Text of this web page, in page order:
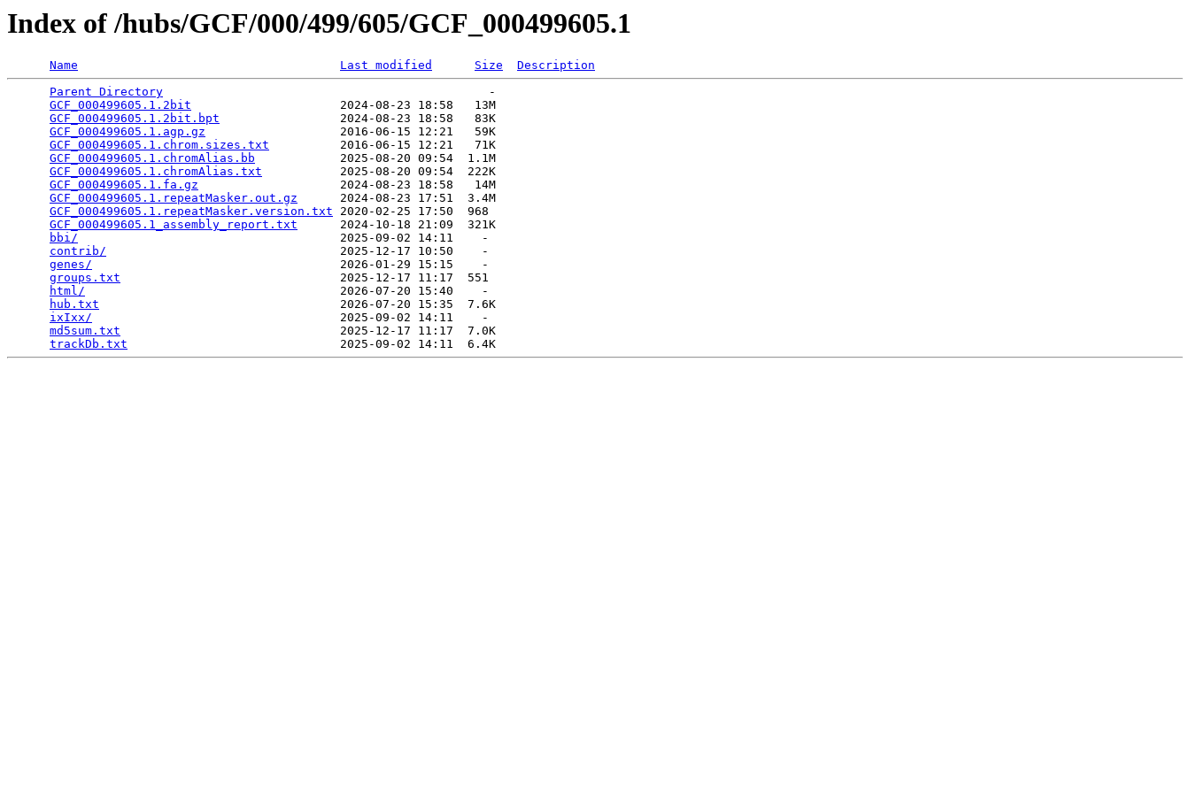
Index of /hubs/GCF/000/499/605/GCF_000499605.1
Name Last modified Size
Description
Parent Directory
                                              -
GCF_000499605.1.2bit
                     2024-08-23 18:58   13M
GCF_000499605.1.2bit.bpt
                 2024-08-23 18:58   83K
GCF_000499605.1.agp.gz
                   2016-06-15 12:21   59K
GCF_000499605.1.chrom.sizes.txt
          2016-06-15 12:21   71K
GCF_000499605.1.chromAlias.bb
            2025-08-20 09:54  1.1M
GCF_000499605.1.chromAlias.txt
           2025-08-20 09:54  222K
GCF_000499605.1.fa.gz
                    2024-08-23 18:58   14M
GCF_000499605.1.repeatMasker.out.gz
      2024-08-23 17:51  3.4M
GCF_000499605.1.repeatMasker.version.txt 2020-02-25 17:50  968
GCF_000499605.1_assembly_report.txt
      2024-10-18 21:09  321K
bbi/
                                     2025-09-02 14:11    -
contrib/
                                 2025-12-17 10:50    -
genes/
                                   2026-01-29 15:15    -
groups.txt
                               2025-12-17 11:17  551
html/
                                    2026-07-20 15:40    -
hub.txt
                                  2026-07-20 15:35  7.6K
ixIxx/
                                   2025-09-02 14:11    -
md5sum.txt
                               2025-12-17 11:17  7.0K
trackDb.txt